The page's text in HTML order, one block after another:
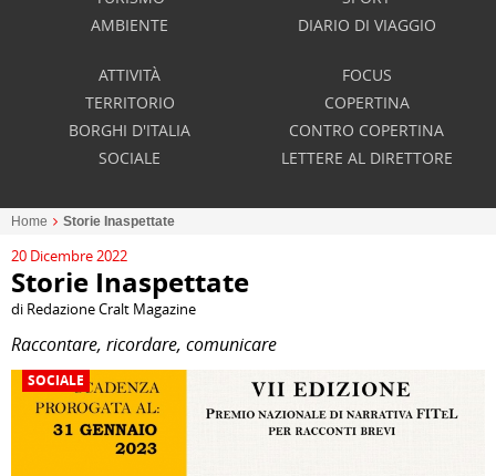
AMBIENTE
DIARIO DI VIAGGIO
ATTIVITÀ
TERRITORIO
BORGHI D'ITALIA
SOCIALE
FOCUS
COPERTINA
CONTRO COPERTINA
LETTERE AL DIRETTORE
Home Storie Inaspettate
20 Dicembre 2022
Storie Inaspettate
di Redazione Cralt Magazine
Raccontare, ricordare, comunicare
SOCIALE